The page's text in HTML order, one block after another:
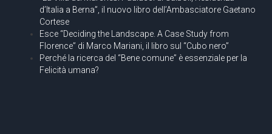
d’Italia a Berna”, il nuovo libro dell’Ambasciatore Gaetano
Cortese
Esce “Deciding the Landscape. A Case Study from
Florence” di Marco Mariani, il libro sul “Cubo nero”
Perché la ricerca del “Bene comune” è essenziale per la
Felicità umana?